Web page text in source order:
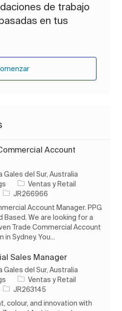
de trabajo
en tus
Account
Gales del Sur, Australia
Categoría
Ventas y Retail
ID de trabajo
JR266966
Account Manager. PPG
Based. We are looking for a
Trade Commercial Account
Sydney. You...
Sales Manager
Gales del Sur, Australia
Categoría
Ventas y Retail
ID de trabajo
JR263145
colour, and innovation with